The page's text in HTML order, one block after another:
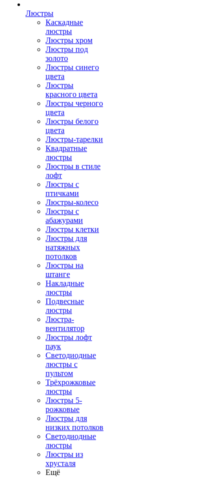
Люстры
Каскадные
люстры
Люстры хром
Люстры под
золото
Люстры синего
цвета
Люстры
красного цвета
Люстры черного
цвета
Люстры белого
цвета
Люстры-тарелки
Квадратные
люстры
Люстры в стиле
лофт
Люстры с
птичками
Люстры-колесо
Люстры с
абажурами
Люстры клетки
Люстры для
натяжных
потолков
Люстры на
штанге
Накладные
люстры
Подвесные
люстры
Люстра-
вентилятор
Люстры лофт
паук
Светодиодные
люстры с
пультом
Трёхрожковые
люстры
Люстры 5-
рожковые
Люстры для
низких потолков
Cветодиодные
люстры
Люстры из
хрусталя
Ещё